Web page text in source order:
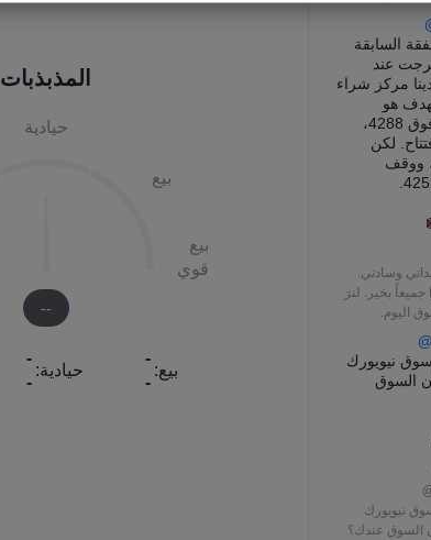
المذبذبات
حيادية
بيع
بيع
قوي
--
بيع:
-
-
حيادية:
-
-